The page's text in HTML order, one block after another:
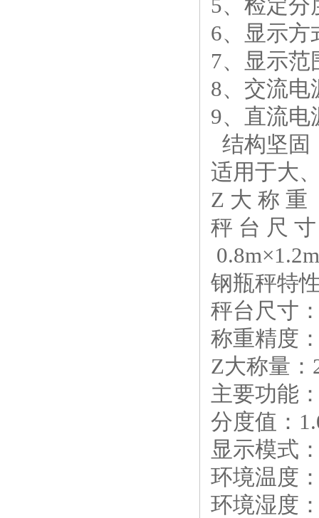
5、检定分
6、显示方
7、显示范
8、交流电
9、直流电
结构坚固
适用于大
Z 大 称
秤 台 尺 寸
钢瓶秤特
秤台尺寸
称重精度
Z大称量：
主要功能
分度值：
显示模式
环境温度
环境湿度